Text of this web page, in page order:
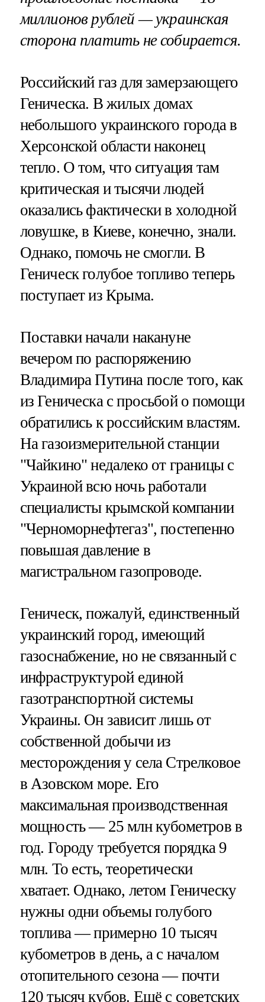
миллионов рублей — украинская
сторона платить не собирается.
Российский газ для замерзающего
Геническа. В жилых домах
небольшого украинского города в
Херсонской области наконец
тепло. О том, что ситуация там
критическая и тысячи людей
оказались фактически в холодной
ловушке, в Киеве, конечно, знали.
Однако, помочь не смогли. В
Геническ голубое топливо теперь
поступает из Крыма.
Поставки начали накануне
вечером по распоряжению
Владимира Путина после того, как
из Геническа с просьбой о помощи
обратились к российским властям.
На газоизмерительной станции
"Чайкино" недалеко от границы с
Украиной всю ночь работали
специалисты крымской компании
"Черноморнефтегаз", постепенно
повышая давление в
магистральном газопроводе.
Геническ, пожалуй, единственный
украинский город, имеющий
газоснабжение, но не связанный с
инфраструктурой единой
газотранспортной системы
Украины. Он зависит лишь от
собственной добычи из
месторождения у села Стрелковое
в Азовском море. Его
максимальная производственная
мощность — 25 млн кубометров в
год. Городу требуется порядка 9
млн. То есть, теоретически
хватает. Однако, летом Геническу
нужны одни объемы голубого
топлива — примерно 10 тысяч
кубометров в день, а с началом
отопительного сезона — почти
120 тысяч кубов. Ещё с советских